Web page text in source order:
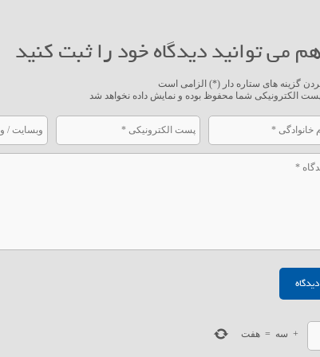
می توانید دیدگاه خود را ثبت کنید
گزینه های ستاره دار (*) الزامی است
الکترونیکی شما محفوظ بوده و نمایش داده نخواهد شد
+ سه = هفت